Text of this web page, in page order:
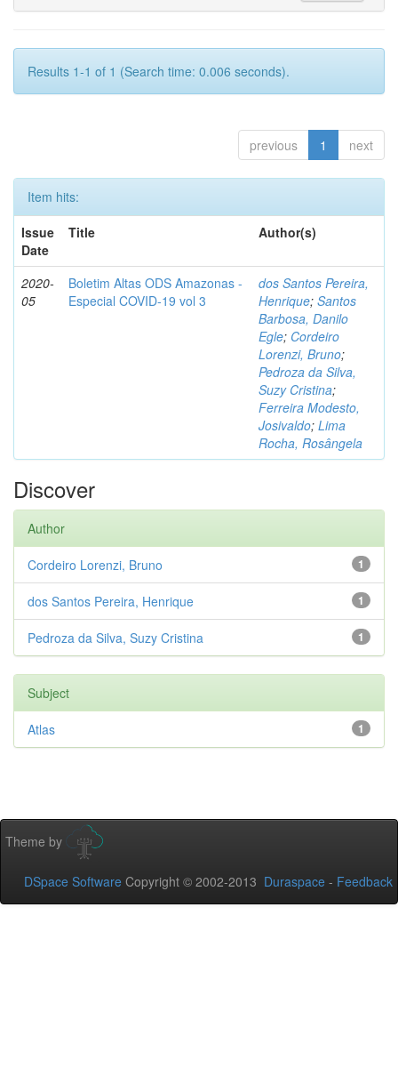
Results 1-1 of 1 (Search time: 0.006 seconds).
previous 1 next
Item hits:
Issue
Date
Title Author(s)
2020-
05
Boletim Altas ODS Amazonas -
Especial COVID-19 vol 3
dos Santos Pereira,
Henrique; Santos
Barbosa, Danilo
Egle; Cordeiro
Lorenzi, Bruno;
Pedroza da Silva,
Suzy Cristina;
Ferreira Modesto,
Josivaldo; Lima
Rocha, Rosângela
Discover
Author
1
Cordeiro Lorenzi, Bruno
1
dos Santos Pereira, Henrique
1
Pedroza da Silva, Suzy Cristina
Subject
1
Atlas
Theme by
DSpace Software Copyright © 2002-2013 Duraspace - Feedback